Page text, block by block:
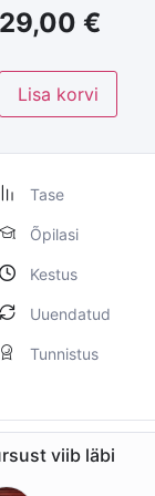
29,00€
Lisa korvi
Tase
Õpilasi
Kestus
Uuendatud
Tunnistus
viib läbi